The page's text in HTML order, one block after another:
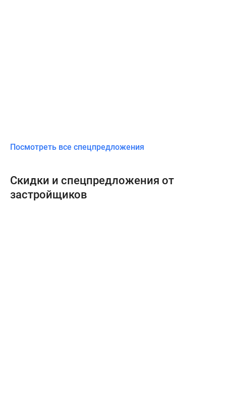
Посмотреть все спецпредложения
Скидки и спецпредложения от
застройщиков